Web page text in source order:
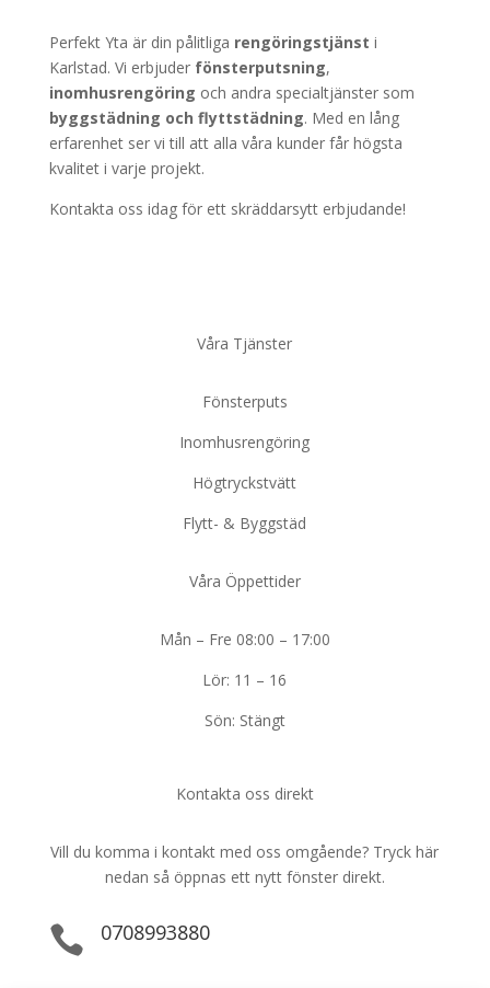
Perfekt Yta är din pålitliga rengöringstjänst i
Karlstad. Vi erbjuder fönsterputsning,
inomhusrengöring och andra specialtjänster som
byggstädning och flyttstädning. Med en lång
erfarenhet ser vi till att alla våra kunder får högsta
kvalitet i varje projekt.
Kontakta oss idag för ett skräddarsytt erbjudande!
Våra Tjänster
Fönsterputs
Inomhusrengöring
Högtryckstvätt
Flytt- & Byggstäd
Våra Öppettider
Mån – Fre 08:00 – 17:00
Lör: 11 – 16
Sön: Stängt
Kontakta oss direkt
Vill du komma i kontakt med oss omgående? Tryck här
nedan så öppnas ett nytt fönster direkt.
 0708993880